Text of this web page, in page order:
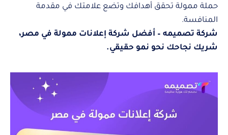
حملة ممولة تحقق أهدافك وتضع علامتك في مقدمة
المنافسة.
شركة تصميمه – أفضل شركة إعلانات ممولة في مصر،
شريك نجاحك نحو نمو حقيقي.